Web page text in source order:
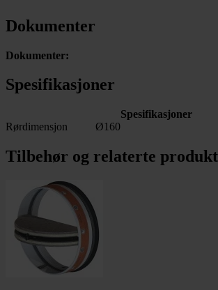
Dokumenter
Dokumenter:
Spesifikasjoner
Spesifikasjoner
Rørdimensjon
Ø160
Tilbehør og relaterte